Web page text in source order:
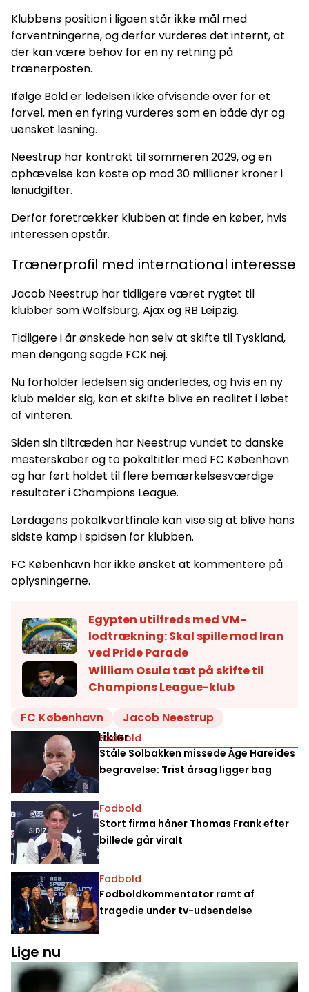
Klubbens position i ligaen står ikke mål med
forventningerne, og derfor vurderes det internt, at
der kan være behov for en ny retning på
trænerposten.
Ifølge Bold er ledelsen ikke afvisende over for et
farvel, men en fyring vurderes som en både dyr og
uønsket løsning.
Neestrup har kontrakt til sommeren 2029, og en
ophævelse kan koste op mod 30 millioner kroner i
lønudgifter.
Derfor foretrækker klubben at finde en køber, hvis
interessen opstår.
Trænerprofil med international interesse
Jacob Neestrup har tidligere været rygtet til
klubber som Wolfsburg, Ajax og RB Leipzig.
Tidligere i år ønskede han selv at skifte til Tyskland,
men dengang sagde FCK nej.
Nu forholder ledelsen sig anderledes, og hvis en ny
klub melder sig, kan et skifte blive en realitet i løbet
af vinteren.
Siden sin tiltræden har Neestrup vundet to danske
mesterskaber og to pokaltitler med FC København
og har ført holdet til flere bemærkelsesværdige
resultater i Champions League.
Lørdagens pokalkvartfinale kan vise sig at blive hans
sidste kamp i spidsen for klubben.
FC København har ikke ønsket at kommentere på
oplysningerne.
Egypten utilfreds med VM-
lodtrækning: Skal spille mod Iran
ved Pride Parade
William Osula tæt på skifte til
Champions League-klub
FC København
Jacob Neestrup
Relaterede artikler
Fodbold
Ståle Solbakken missede Åge Hareides
begravelse: Trist årsag ligger bag
Fodbold
Stort firma håner Thomas Frank efter
billede går viralt
Fodbold
Fodboldkommentator ramt af
tragedie under tv-udsendelse
Lige nu